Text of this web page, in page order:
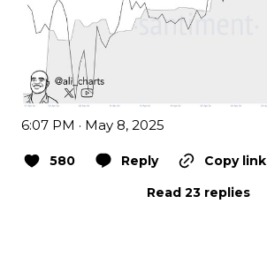
6:07 PM · May 8, 2025
580 Reply
Copy link
Read 23 replies